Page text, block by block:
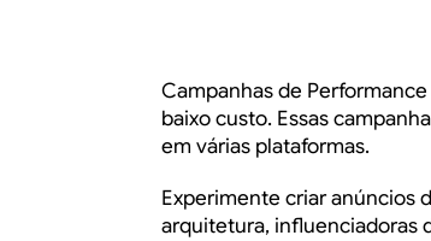
Campanhas de
baixo custo. Essas
em várias plataformas.
Experimente criar anúncios
arquitetura, influenciadoras